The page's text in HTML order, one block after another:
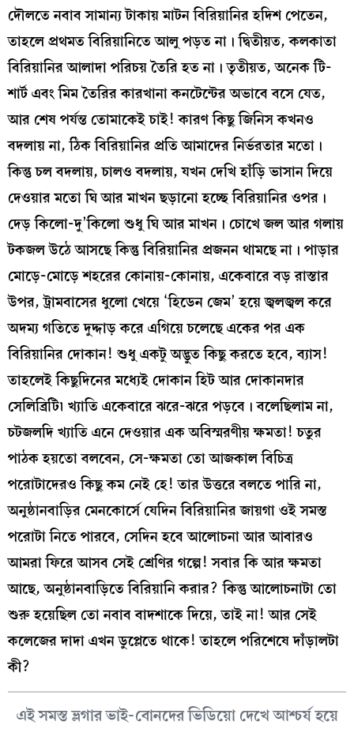
দৌলতে নবাব সামান্য টাকায় মাটন বিরিয়ানির হদিশ পেতেন,
তাহলে প্রথমত বিরিয়ানিতে আলু পড়ত না। দ্বিতীয়ত, কলকাতা
বিরিয়ানির আলাদা পরিচয় তৈরি হত না। তৃতীয়ত, অনেক টি-
শার্ট এবং মিম তৈরির কারখানা কনটেন্টের অভাবে বসে যেত,
আর শেষ পর্যন্ত তোমাকেই চাই! কারণ কিছু জিনিস কখনও
বদলায় না, ঠিক বিরিয়ানির প্রতি আমাদের নির্ভরতার মতো।
কিন্তু চল বদলায়, চালও বদলায়, যখন দেখি হাঁড়ি ভাসান দিয়ে
দেওয়ার মতো ঘি আর মাখন ছড়ানো হচ্ছে বিরিয়ানির ওপর।
দেড় কিলো-দু’কিলো শুধু ঘি আর মাখন। চোখে জল আর গলায়
টকজল উঠে আসছে কিন্তু বিরিয়ানির প্রজনন থামছে না। পাড়ার
মোড়ে-মোড়ে শহরের কোনায়-কোনায়, একেবারে বড় রাস্তার
উপর, ট্রামবাসের ধুলো খেয়ে ‘হিডেন জেম’ হয়ে জ্বলজ্বল করে
অদম্য গতিতে দুদ্দাড় করে এগিয়ে চলেছে একের পর এক
বিরিয়ানির দোকান! শুধু একটু অদ্ভুত কিছু করতে হবে, ব্যাস!
তাহলেই কিছুদিনের মধ্যেই দোকান হিট আর দোকানদার
সেলিব্রিটি৷ খ্যাতি একেবারে ঝরে-ঝরে পড়বে। বলেছিলাম না,
চটজলদি খ্যাতি এনে দেওয়ার এক অবিস্মরণীয় ক্ষমতা! চতুর
পাঠক হয়তো বলবেন, সে-ক্ষমতা তো আজকাল বিচিত্র
পরোটাদেরও কিছু কম নেই হে! তার উত্তরে বলতে পারি না,
অনুষ্ঠানবাড়ির মেনকোর্সে যেদিন বিরিয়ানির জায়গা ওই সমস্ত
পরোটা নিতে পারবে, সেদিন হবে আলোচনা আর আবারও
আমরা ফিরে আসব সেই শ্রেণির গল্পে! সবার কি আর ক্ষমতা
আছে, অনুষ্ঠানবাড়িতে বিরিয়ানি করার? কিন্তু আলোচনাটা তো
শুরু হয়েছিল তো নবাব বাদশাকে দিয়ে, তাই না! আর সেই
কলেজের দাদা এখন ডুপ্লেতে থাকে! তাহলে পরিশেষে দাঁড়ালটা
কী?
এই সমস্ত ভ্লগার ভাই-বোনদের ভিডিয়ো দেখে আশ্চর্য হয়ে